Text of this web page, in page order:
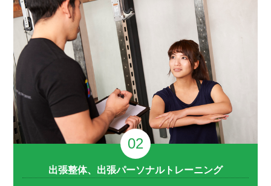
出張整体、出張パーソナルトレーニング